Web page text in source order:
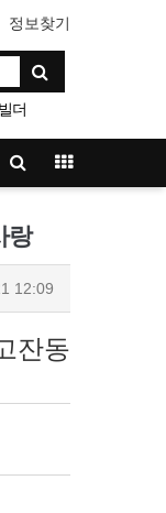
정보찾기
더
랑
12:09
잔동